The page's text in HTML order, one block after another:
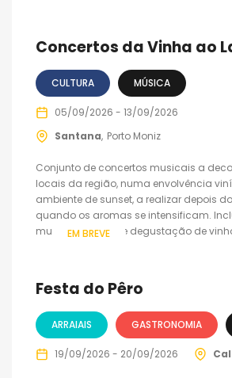
Concertos da Vinha ao
CULTURA MÚSICA
05/09/2026 - 13/09/2026
Santana Porto Moniz
Conjunto de concertos musicais a
locais da região, numa envolvência
ambiente de sunset, a realizar depois
quando os aromas se intensificam.
musicais ao vivo e degustação de
EM BREVE
Festa do Pêro
ARRAIAIS GASTRONOMIA
19/09/2026 - 20/09/2026